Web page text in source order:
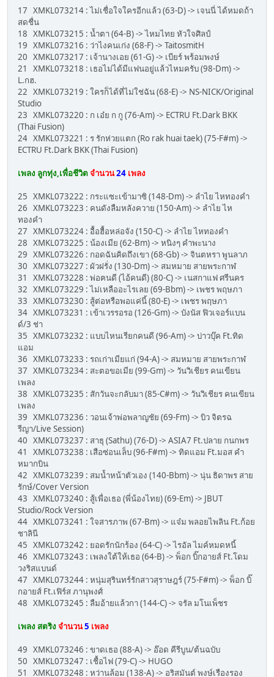
17 XMKL073214 : ไม่เชื่อใจใครอีกแล้ว (63-D) -> เจนนี่ ได้หมดถ้า
สดชื่น
18 XMKL073215 : น้ำตา (64-B) -> ไหมไทย หัวใจศิลป์
19 XMKL073216 : ว่าไงคนเก่ง (68-F) -> TaitosmitH
20 XMKL073217 : เจ้านางเอย (61-G) -> เบียร์ พร้อมพงษ์
21 XMKL073218 : เธอไม่ได้มีแฟนอยู่แล้วไหมครับ (98-Dm) ->
L.กฮ.
22 XMKL073219 : ใครก็ได้ที่ไม่ใช่ฉัน (68-E) -> NS-NICK/Original
Studio
23 XMKL073220 : ก เอ๋ย ก กู (76-Am) -> ECTRU Ft.Dark BKK
(Thai Fusion)
24 XMKL073221 : ร รักห่วยแตก (Ro rak huai taek) (75-F#m) ->
ECTRU Ft.Dark BKK (Thai Fusion)
เพลง ลูกทุ่ง,เพื่อชีวิตจำนวน24 เพลง
25 XMKL073222 : กระแซะเข้ามาซิ (148-Dm) -> ลำไย ไหทองคำ
26 XMKL073223 : คนดังลืมหลังควาย (150-Am) -> ลำไย ไห
ทองคำ
27 XMKL073224 : อื้อฮื้อหล่อจัง (150-C) -> ลำไย ไหทองคำ
28 XMKL073225 : น้องเมีย (62-Bm) -> หนิงๆ คำพะนาง
29 XMKL073226 : กอดฉันคิดถึงเขา (68-Gb) -> จินตหรา พูนลาภ
30 XMKL073227 : ผัวฝรั่ง (130-Dm) -> สมหมาย สายพระกาฬ
31 XMKL073228 : พ่อฅนดี (ไอ้คนดี) (80-C) -> เนสกาแฟ ศรีนคร
32 XMKL073229 : ไม่เหลืออะไรเลย (69-Bbm) -> เพชร พฤษภา
33 XMKL073230 : สู้ต่อหรือพอแค่นี้ (80-E) -> เพชร พฤษภา
34 XMKL073231 : เข้าเวรรอรอ (126-Gm) -> บังนัส ฟิวเจอร์แบน
ด์/3 ช่า
35 XMKL073232 : แบบไหนเรียกคนดี (96-Am) -> บ่าวบุ๊ค Ft.ทิด
แอม
36 XMKL073233 : รถเก่าเมียแก่ (94-A) -> สมหมาย สายพระกาฬ
37 XMKL073234 : สะตอขอเมีย (99-Gm) -> วันวิเชียร คนเขียน
เพลง
38 XMKL073235 : สักวันจะกลับมา (85-C#m) -> วันวิเชียร คนเขียน
เพลง
39 XMKL073236 : วอนเจ้าพ่อพลาญชัย (69-Fm) -> บิว จิตรฉ
รีญา/Live Session)
40 XMKL073237 : สาธุ (Sathu) (76-D) -> ASIA7 Ft.ปลาย กนกพร
41 XMKL073238 : เสือซ่อนเล็บ (96-F#m) -> ทิดแอม Ft.มอส คำ
หมากบิน
42 XMKL073239 : สมน้ำหน้าตัวเอง (140-Bbm) -> นุ่น ธิดาพร สาย
รักษ์/Cover Version
43 XMKL073240 : สู้เพื่อเธอ (พี่น้องไทย) (69-Em) -> JBUT
Studio/Rock Version
44 XMKL073241 : ใจสารภาพ (67-Bm) -> แจ๋ม พลอยไพลิน Ft.ก้อย
ชาลินี
45 XMKL073242 : ยอดรักนักร้อง (64-C) -> ไรอัล ไมค์หมดหนี้
46 XMKL073243 : เพลงใต้ให้เธอ (64-B) -> พ็อก บิ๊กอายส์ Ft.โดม
วงริสแบนด์
47 XMKL073244 : หนุ่มสุรินทร์รักสาวสุราษฎร์ (75-F#m) -> พ็อก บิ๊
กอายส์ Ft.เฟิร์ส ภานุพงศ์
48 XMKL073245 : ลืมอ้ายแล้วกา (144-C) -> จรัล มโนเพ็ชร
เพลง สตริง จำนวน5 เพลง
49 XMKL073246 : ขาดเธอ (88-A) -> อ๊อด คีรีบูน/ต้นฉบับ
50 XMKL073247 : เชื้อไฟ (79-C) -> HUGO
51 XMKL073248 : หว่านล้อม (138-A) -> อริสมันต์ พงษ์เรืองรอง